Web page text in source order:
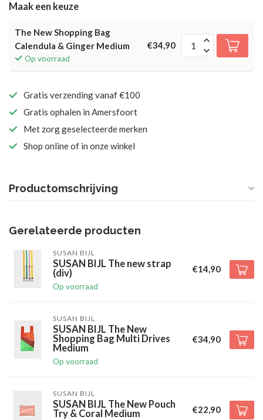
Maak een keuze
The New Shopping Bag
Calendula & Ginger Medium
Op voorraad
€34,90
Gratis verzending vanaf €100
Gratis ophalen in Amersfoort
Met zorg geselecteerde merken
Shop online of in onze winkel
Productomschrijving
Gerelateerde producten
SUSAN BIJL
SUSAN BIJL The new strap
(div)
Op voorraad
€14,90
SUSAN BIJL
SUSAN BIJL The New
Shopping Bag Multi Drives
Medium
Op voorraad
€34,90
SUSAN BIJL
SUSAN BIJL The New Pouch
Try & Coral Medium
€22,90